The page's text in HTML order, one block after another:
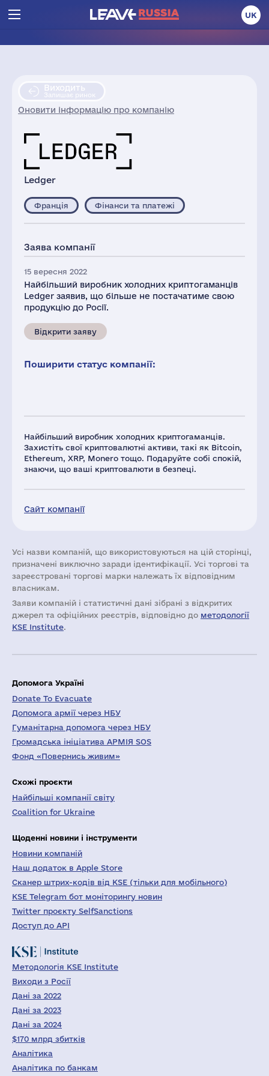
UK
Виходить
Залишає ринок
Оновити інформацію про компанію
Ledger
Найбільший виробник холодних криптогаманців.
Захистіть свої криптовалютні активи, такі як Bitcoin,
Ethereum, XRP, Monero тощо. Подаруйте собі спокій,
знаючи, що ваші криптовалюти в безпеці.
Сайт компанії
Франція Фінанси та платежі
Заява компанії
15 вересня 2022
Найбільший виробник холодних криптогаманців
Ledger заявив, що більше не постачатиме свою
продукцію до Росії.
Відкрити заяву
Поширити статус компанії:
Усі назви компаній, що використовуються на цій сторінці,
призначені виключно заради ідентифікації. Усі торгові та
зареєстровані торгові марки належать їх відповідним
власникам.
Заяви компаній i статистичні дані зібрані з відкритих
джерел та офіційних реєстрів, відповідно до методології
KSE Institute.
Допомога Україні
Donate To Evacuate
Допомога армії через НБУ
Гуманітарна допомога через НБУ
Громадська ініціатива АРМІЯ SOS
Фонд «Повернись живим»
Схожі проєкти
Найбільші компанії світу
Coalition for Ukraine
Щоденні новини і інструменти
Новини компаній
Наш додаток в Apple Store
Сканер штрих-кодів від KSE (тільки для мобільного)
KSE Telegram бот моніторингу новин
Twitter проєкту SelfSanctions
Доступ до API
Методологія KSE Institute
Виходи з Росії
Дані за 2022
Дані за 2023
Дані за 2024
$170 млрд збитків
Аналітика
Аналітика по банкам